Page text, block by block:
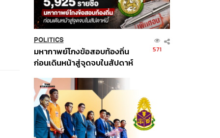
POLITICS
มหากาพย์โกงข้อสอบท้องถิ่น
ก่อนเดินหน้าสู่จุดจบในสัปดาห์
571